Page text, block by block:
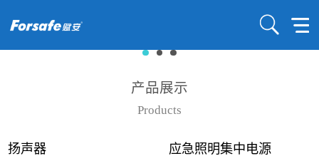
产品展示
Products
扬声器 应急照明集中电源